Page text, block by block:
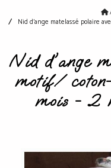
Nid d'ange matelassé polaire
Nid d'ange
motif/
mois - 2